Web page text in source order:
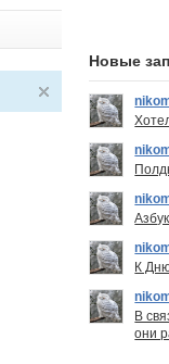
Новые
К
В
они